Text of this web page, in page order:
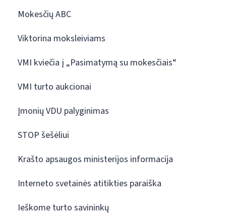
Mokesčių ABC
Viktorina moksleiviams
VMI kviečia į „Pasimatymą su mokesčiais“
VMI turto aukcionai
Įmonių VDU palyginimas
STOP šešėliui
Krašto apsaugos ministerijos informacija
Interneto svetainės atitikties paraiška
Ieškome turto savininkų